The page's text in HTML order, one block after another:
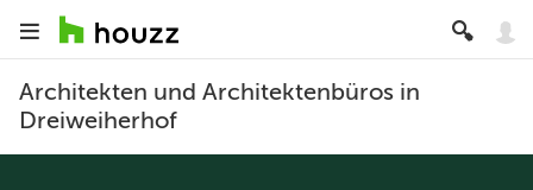
Architekten und Architektenbüros in
Dreiweiherhof